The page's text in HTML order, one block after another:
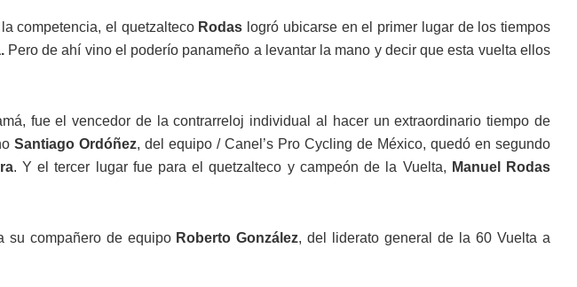
competencia, el quetzalteco Rodas logró ubicarse en el primer lugar de los tiempos
Pero de ahí vino el poderío panameño a levantar la mano y decir que esta vuelta ellos
fue el vencedor de la contrarreloj individual al hacer un extraordinario tiempo de
Santiago Ordóñez, del equipo / Canel’s Pro Cycling de México, quedó en segundo
. Y el tercer lugar fue para el quetzalteco y campeón de la Vuelta, Manuel Rodas
su compañero de equipo Roberto González, del liderato general de la 60 Vuelta a